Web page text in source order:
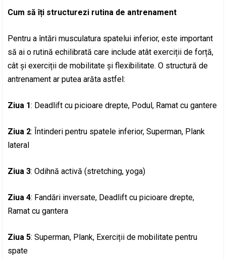
Cum să îți structurezi rutina de antrenament
Pentru a întări musculatura spatelui inferior, este important
să ai o rutină echilibrată care include atât exerciții de forță,
cât și exerciții de mobilitate și flexibilitate. O structură de
antrenament ar putea arăta astfel:
Ziua 1: Deadlift cu picioare drepte, Podul, Ramat cu gantere
Ziua 2: Întinderi pentru spatele inferior, Superman, Plank
lateral
Ziua 3: Odihnă activă (stretching, yoga)
Ziua 4: Fandări inversate, Deadlift cu picioare drepte,
Ramat cu gantera
Ziua 5: Superman, Plank, Exerciții de mobilitate pentru
spate